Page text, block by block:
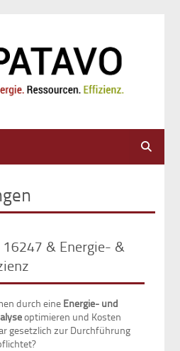
Suche
& Energie- &
durch eine Energie- und
optimieren und Kosten
gesetzlich zur Durchführung